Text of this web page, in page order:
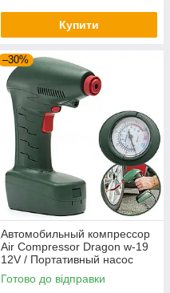
Купити
–30%
Автомобильный компрессор
Air Compressor Dragon w-19
12V / Портативный насос
Готово до відправки